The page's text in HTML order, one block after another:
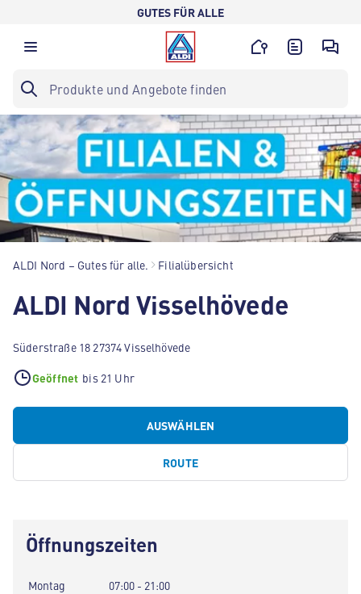
GUTES FÜR ALLE
ALDI Nord – Gutes für alle. Filialübersicht
ALDI Nord Visselhövede
Süderstraße 18 27374 Visselhövede
Geöffnet bis 21 Uhr
AUSWÄHLEN
ROUTE
Öffnungszeiten
Montag
07:00 - 21:00